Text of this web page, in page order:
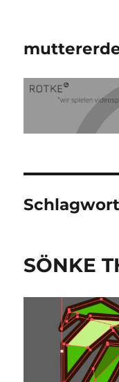
SÖNKE